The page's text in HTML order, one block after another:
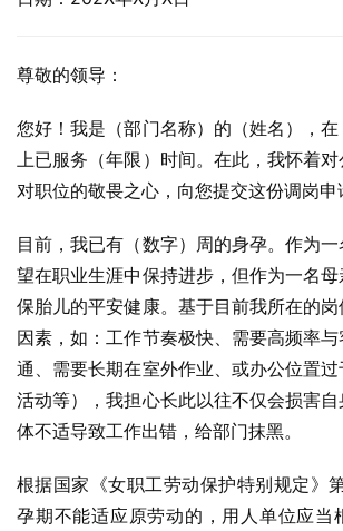
尊敬的领导：
您好！我是（部门名称）的（姓名），
上已服务（年限）时间。在此，我怀着
对职位的敬畏之心，向您提交这份调岗申
目前，我已有（数字）周的身孕。作为
望在职业生涯中保持进步，但作为一名
保胎儿的平安健康。基于目前我所在的
因素，如：工作节奏极快、需要高频率
通、需要长期在室外作业、或办公位置
活动等），我担心长此以往不仅会损害
体不适导致工作出错，给部门抹黑。
根据国家《女职工劳动保护特别规定》
孕期不能适应原劳动的，用人单位应当